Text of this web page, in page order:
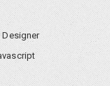
Designer